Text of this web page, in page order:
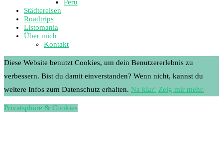
Peru
Städtereisen
Roadtrips
Listomania
Über mich
Kontakt
Diese Website benutzt Cookies, um dein Benutzererlebnis zu
verbessern. Bist du damit einverstanden? Wenn nicht, kannst du
weitere Infos zum Datenschutz erhalten. Na klar! Zeig mir mehr.
Privatsphäre & Cookies